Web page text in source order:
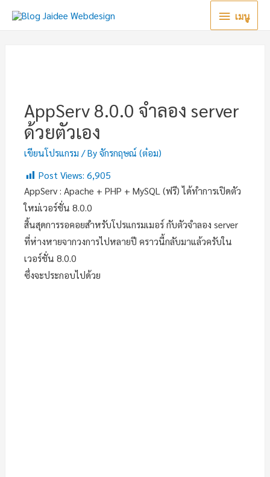
เมนู
AppServ 8.0.0 จำลอง server
ด้วยตัวเอง
เขียนโปรแกรม / Byจักรกฤษณ์ (ต๋อม)
Post Views: 6,905
AppServ : Apache + PHP + MySQL (ฟรี) ได้ทำการเปิดตัว
ใหม่เวอร์ชั่น 8.0.0
สิ้นสุดการรอคอยสำหรับโปรแกรมเมอร์ กับตัวจำลอง server
ที่ห่างหายจากวงการไปหลายปี คราวนี้กลับมาแล้วครับใน
เวอร์ชั่น 8.0.0
ซึ่งจะประกอบไปด้วย